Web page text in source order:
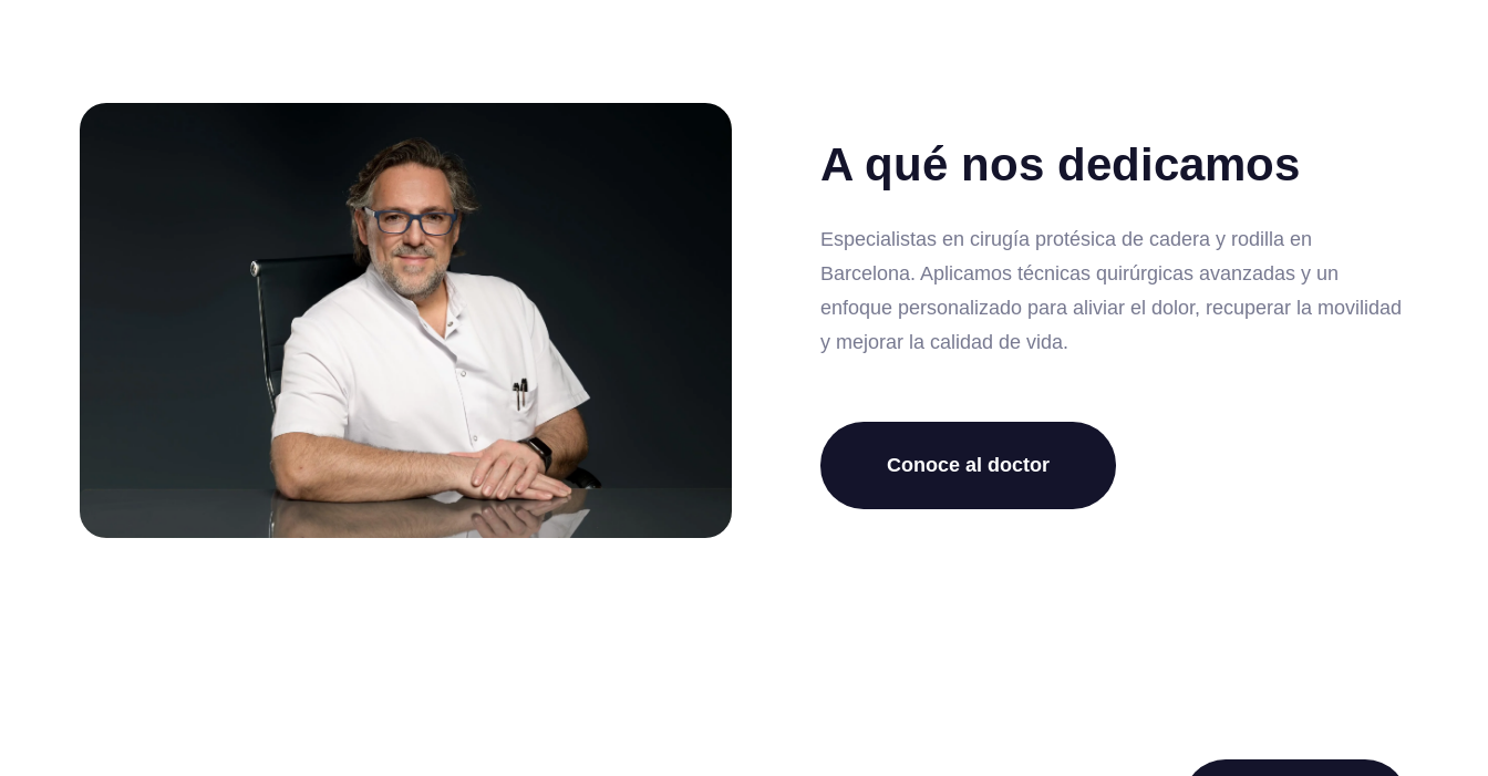
A qué nos dedicamos
Especialistas en cirugía protésica de cadera y rodilla en
Barcelona. Aplicamos técnicas quirúrgicas avanzadas y un
enfoque personalizado para aliviar el dolor, recuperar la movilidad
y mejorar la calidad de vida.
Conoce al doctor